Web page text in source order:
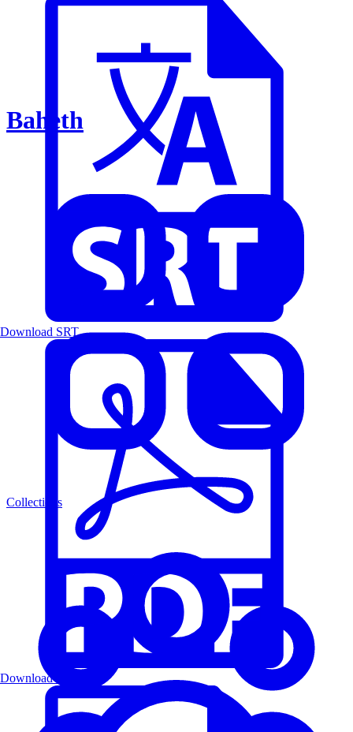
Baheth
Collections
Download SRT
Download PDF